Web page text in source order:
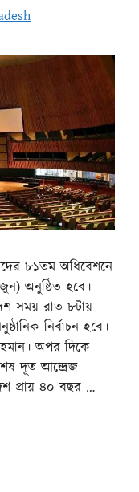
৮১তম অধিবেশনে
অনুষ্ঠিত হবে।
সময় রাত ৮টায়
নির্বাচন হবে।
অপর দিকে
দূত আন্দ্রেজ
প্রায় ৪০ বছর …